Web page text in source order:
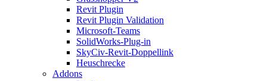
Revit Plugin
Revit Plugin Validation
Microsoft-Teams
SolidWorks-Plug-in
SkyCiv-Revit-Doppellink
Heuschrecke
Addons